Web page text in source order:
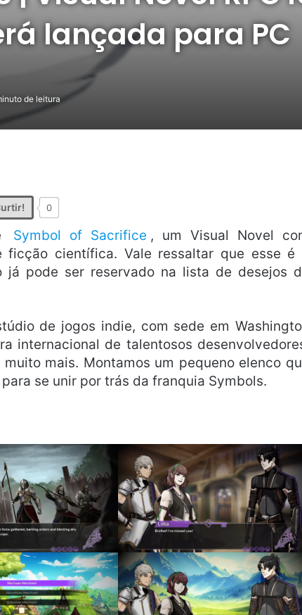
lançada para PC
de leitura
0
Symbol of Sacrifice , um Visual Novel
ficção científica. Vale ressaltar que esse é
já pode ser reservado na lista de desejos
de jogos indie, com sede em
internacional de talentosos
mais. Montamos um pequeno elenco
se unir por trás da franquia Symbols.